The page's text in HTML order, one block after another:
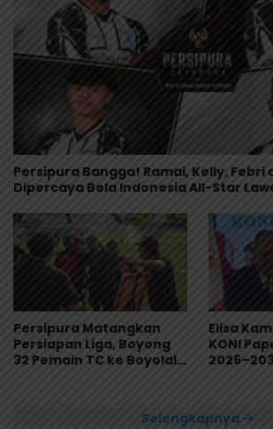
Persipura Bangga! Ramai, Kelly, Febri
Dipercaya Bela Indonesia All-Star
Persipura Matangkan
Persiapan Liga, Boyong
32 Pemain TC ke Boyolali
Elisa
KONI
Selengkapnya